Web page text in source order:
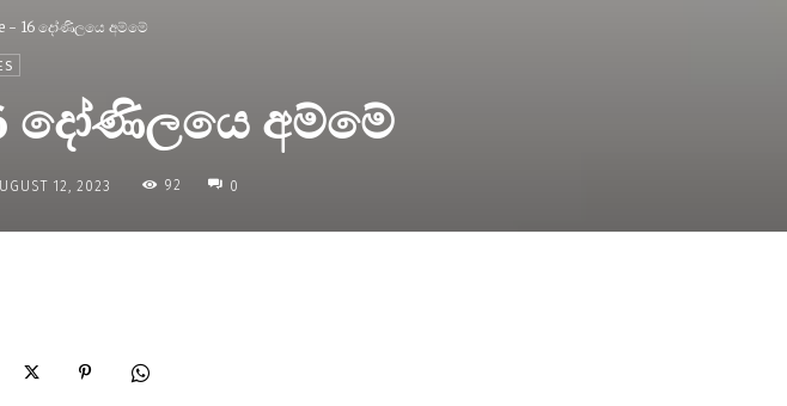
- 16 දෝණිලයෙ අම්මේ
දෝණිලයෙ අම්මේ
12, 2023 92 0